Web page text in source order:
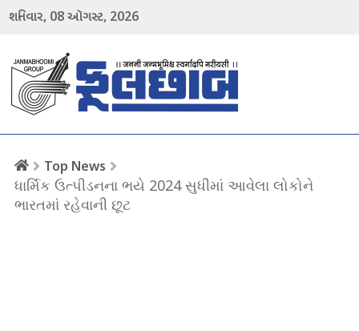
શનિવાર, 08ઑગસ્ટ, 2026
Top News
ધાર્મિક ઉત્પીડનના ભયે 2024 સુધીમાં આવેલા લોકોને
ભારતમાં રહેવાની છૂટ